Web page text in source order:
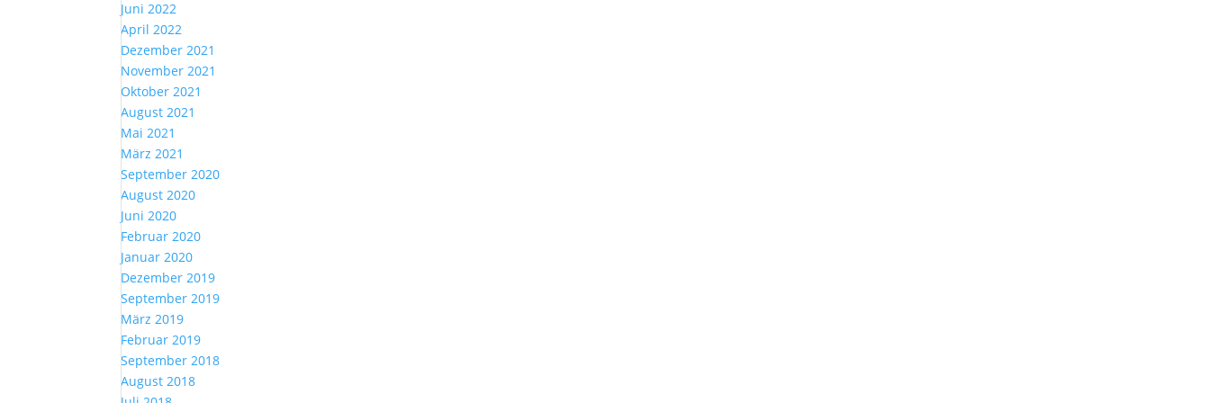
Juni 2022
April 2022
Dezember 2021
November 2021
Oktober 2021
August 2021
Mai 2021
März 2021
September 2020
August 2020
Juni 2020
Februar 2020
Januar 2020
Dezember 2019
September 2019
März 2019
Februar 2019
September 2018
August 2018